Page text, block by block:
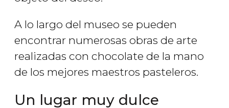
A lo largo del museo se pueden
encontrar numerosas obras de arte
realizadas con chocolate de la mano
de los mejores maestros pasteleros.
Un lugar muy dulce